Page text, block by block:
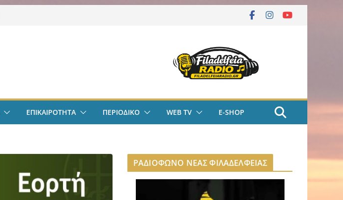
ΕΠΙΚΑΙΡΟΤΗΤΑ ΠΕΡΙΟΔΙΚΟ WEB TV E-SHOP
ΡΑΔΙΟΦΩΝΟ ΝΕΑΣ ΦΙΛΑΔΕΛΦΕΙΑΣ